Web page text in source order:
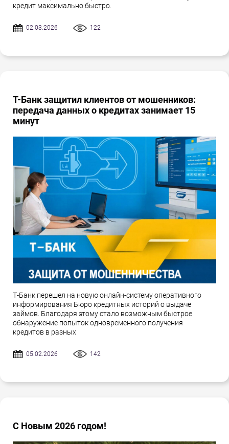
кредит максимально быстро.
02.03.2026 122
Т-Банк защитил клиентов от мошенников:
передача данных о кредитах занимает 15
минут
Т-Банк перешел на новую онлайн-систему оперативного
информирования Бюро кредитных историй о выдаче
займов. Благодаря этому стало возможным быстрое
обнаружение попыток одновременного получения
кредитов в разных
05.02.2026 142
С Новым 2026 годом!